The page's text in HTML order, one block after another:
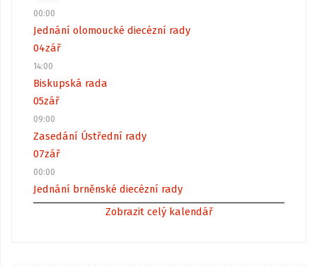
00:00
Jednání olomoucké diecézní rady
04zář
14:00
Biskupská rada
05zář
09:00
Zasedání Ústřední rady
07zář
00:00
Jednání brněnské diecézní rady
Zobrazit celý kalendář